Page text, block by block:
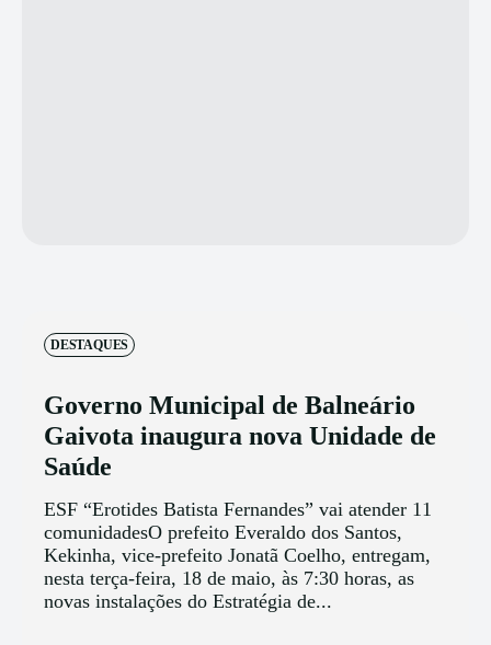
DESTAQUES
Governo Municipal de Balneário
Gaivota inaugura nova Unidade de
Saúde
ESF “Erotides Batista Fernandes” vai atender 11
comunidadesO prefeito Everaldo dos Santos,
Kekinha, vice-prefeito Jonatã Coelho, entregam,
nesta terça-feira, 18 de maio, às 7:30 horas, as
novas instalações do Estratégia de...